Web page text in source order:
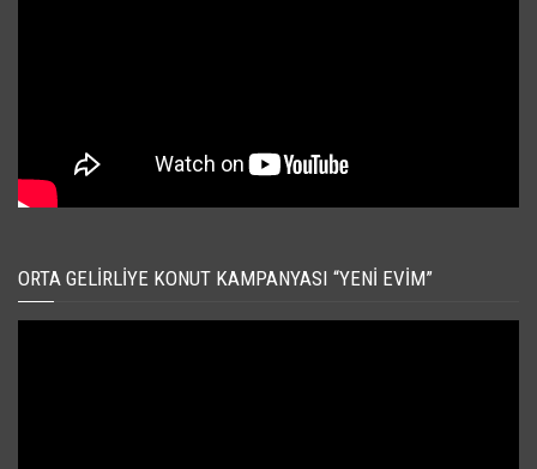
ORTA GELIRLIYE KONUT KAMPANYASI “YENI EVIM”